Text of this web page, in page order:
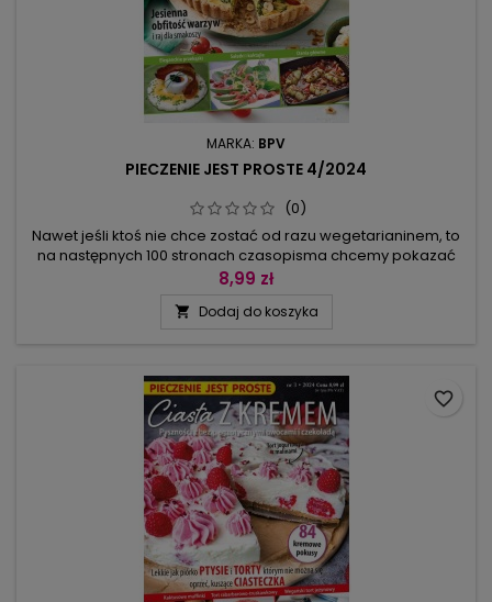
MARKA: BPV
PIECZENIE JEST PROSTE 4/2024
(0)
Nawet jeśli ktoś nie chce zostać od razu wegetarianinem, to
na następnych 100 stronach czasopisma chcemy pokazać
jak urozmaicone, pyszne i apetyczne są dania z warzywami.
dostarczające dodatkowej porcji witamin, jak i smażone
8,99 zł
 Dodaj do koszyka
favorite_border